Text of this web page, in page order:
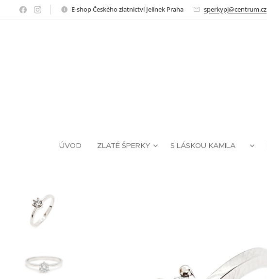
E-shop Českého zlatnictví Jelínek Praha sperkypj@centrum.cz
ÚVOD ZLATÉ ŠPERKY S LÁSKOU KAMILA ❤